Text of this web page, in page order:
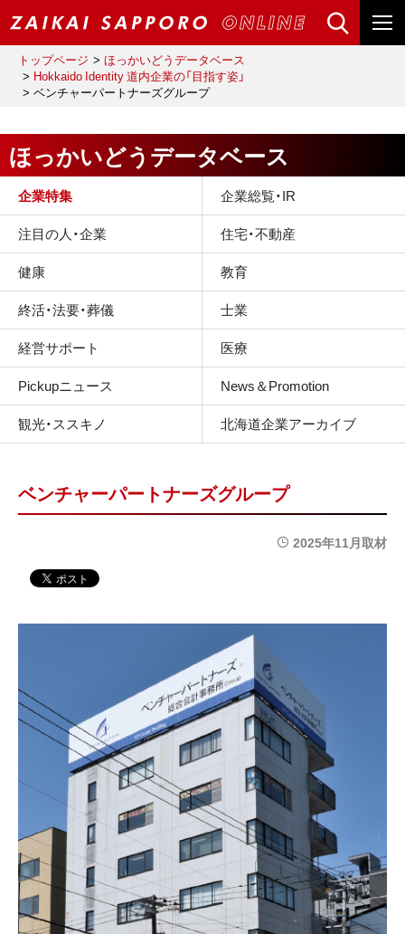
トップページ
ほっかいどうデータベース
Hokkaido Identity 道内企業の「目指す姿」
ベンチャーパートナーズグループ
ほっかいどうデータベース
企業特集
企業総覧・IR
注目の人・企業
住宅・不動産
健康
教育
終活・法要・葬儀
士業
経営サポート
医療
Pickupニュース
News＆Promotion
観光・ススキノ
北海道企業アーカイブ
ベンチャーパートナーズグループ
2025年11月取材